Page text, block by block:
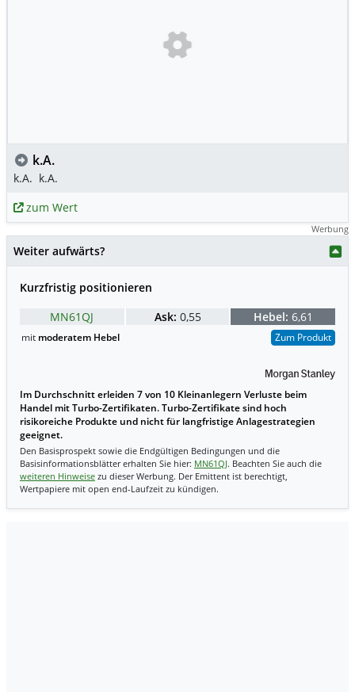
k.A.
k.A. k.A.
zum Wert
Werbung
Weiter aufwärts?
Kurzfristig positionieren
MN61QJ
Ask: 0,55 Hebel: 6,61
mit moderatem Hebel Zum Produkt
Im Durchschnitt erleiden 7 von 10 Kleinanlegern Verluste beim
Handel mit Turbo-Zertifikaten. Turbo-Zertifikate sind hoch
risikoreiche Produkte und nicht für langfristige Anlagestrategien
geeignet.
Den Basisprospekt sowie die Endgültigen Bedingungen und die
Basisinformationsblätter erhalten Sie hier: MN61QJ. Beachten Sie auch die
weiteren Hinweise zu dieser Werbung. Der Emittent ist berechtigt,
Wertpapiere mit open end-Laufzeit zu kündigen.